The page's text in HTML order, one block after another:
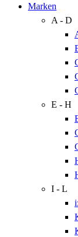
Marken
A - D
E - H
I - L